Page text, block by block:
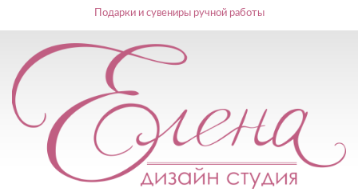
Подарки и сувениры ручной работы